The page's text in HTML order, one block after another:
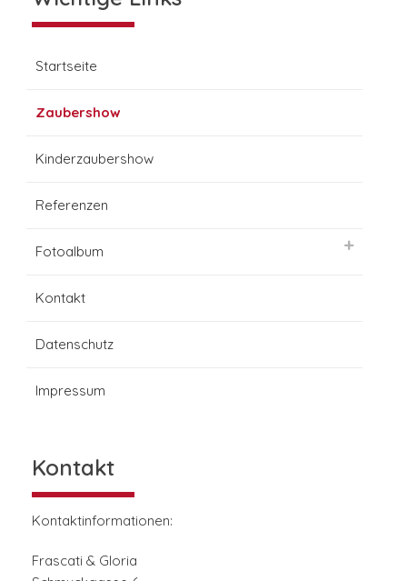
Startseite
Zaubershow
Kinderzaubershow
Referenzen
Fotoalbum
Kontakt
Datenschutz
Impressum
Kontakt
Kontaktinformationen:
Frascati & Gloria